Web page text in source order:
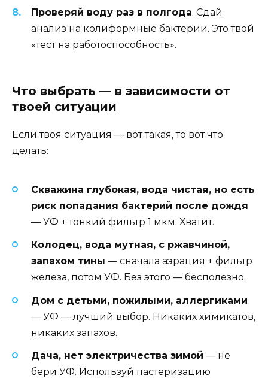
Проверяй воду раз в полгода. Сдай
анализ на колиформные бактерии. Это твой
«тест на работоспособность».
Что выбрать — в зависимости от
твоей ситуации
Если твоя ситуация — вот такая, то вот что
делать:
Скважина глубокая, вода чистая, но есть
риск попадания бактерий после дождя
— УФ + тонкий фильтр 1 мкм. Хватит.
Колодец, вода мутная, с ржавчиной,
запахом тины — сначала аэрация + фильтр
железа, потом УФ. Без этого — бесполезно.
Дом с детьми, пожилыми, аллергиками
— УФ — лучший выбор. Никаких химикатов,
никаких запахов.
Дача, нет электричества зимой — не
бери УФ. Используй пастеризацию